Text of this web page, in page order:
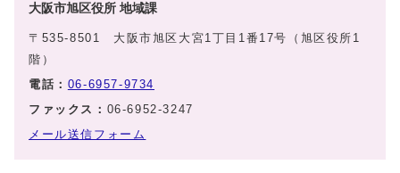
大阪市旭区役所 地域課
〒535-8501 大阪市旭区大宮1丁目1番17号（旭区役所1
階）
電話： 06-6957-9734
ファックス： 06-6952-3247
メール送信フォーム